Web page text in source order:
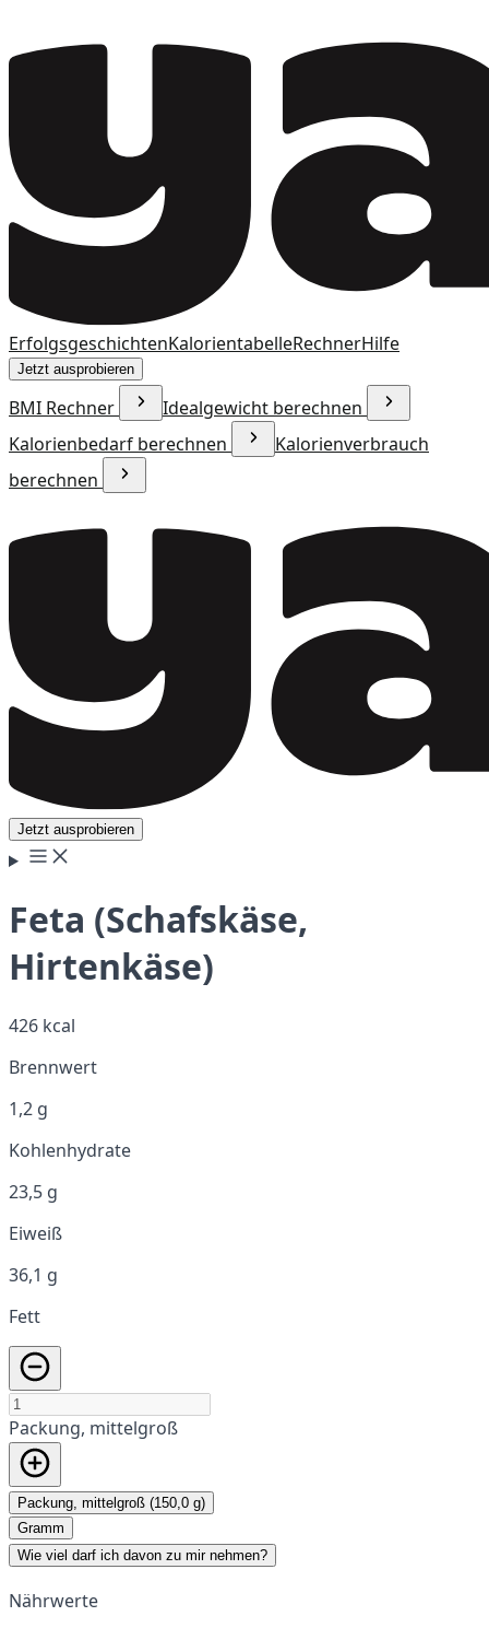
ErfolgsgeschichtenKalorientabelleRechnerHilfe
Jetzt ausprobieren
BMI Rechner
Idealgewicht berechnen
Kalorienbedarf berechnen
Kalorienverbrauch
berechnen
Jetzt ausprobieren
Feta (Schafskäse,
Hirtenkäse)
426 kcal
Brennwert
1,2 g
Kohlenhydrate
23,5 g
Eiweiß
36,1 g
Fett
Packung, mittelgroß
Packung, mittelgroß (150,0 g)
Gramm
Wie viel darf ich davon zu mir nehmen?
Nährwerte